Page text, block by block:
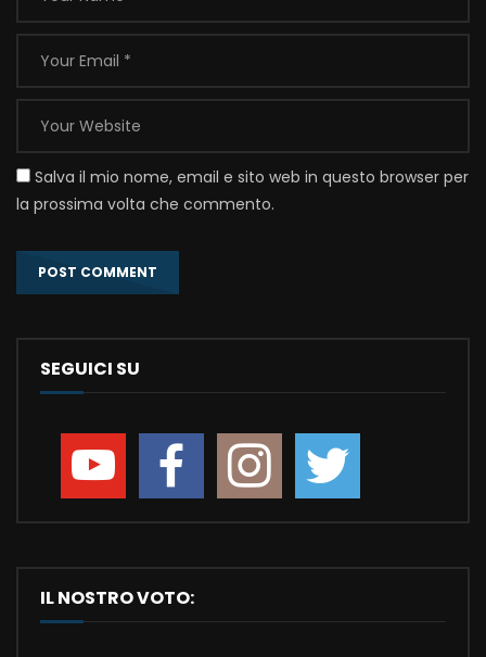
Salva il mio nome, email e sito web in questo browser per
la prossima volta che commento.
SEGUICI SU
IL NOSTRO VOTO: